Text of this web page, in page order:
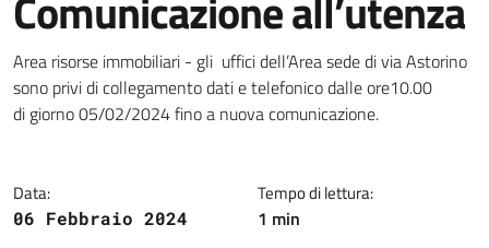
Dettagli della notizia
Area risorse immobiliari - gli uffici dell’Area sede di via Astorino
sono privi di collegamento dati e telefonico dalle ore10.00
di giorno 05/02/2024 fino a nuova comunicazione.
Data:
06 Febbraio 2024
Tempo di lettura:
1 min